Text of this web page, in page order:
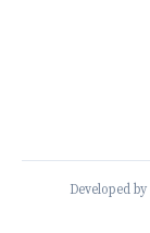
Developed by